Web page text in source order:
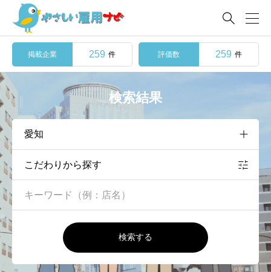

掲載企業 259 件 評価数 259 件
検索結果
こだわりから探す
検索する